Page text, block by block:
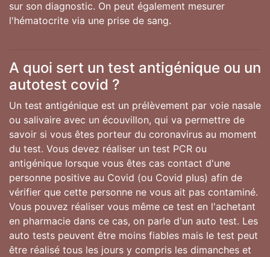
sur son diagnostic. On peut également mesurer
l'hématocrite via une prise de sang.
A quoi sert un test antigénique ou un
autotest covid ?
Un test antigénique est un prélèvement par voie nasale
ou salivaire avec un écouvillon, qui va permettre de
savoir si vous êtes porteur du coronavirus au moment
du test. Vous devez réaliser un test PCR ou
antigénique lorsque vous êtes cas contact d'une
personne positive au Covid (ou Covid plus) afin de
vérifier que cette personne ne vous ait pas contaminé.
Vous pouvez réaliser vous même ce test en l'achetant
en pharmacie dans ce cas, on parle d'un auto test. Les
auto tests peuvent être moins fiables mais le test peut
être réalisé tous les jours y compris les dimanches et